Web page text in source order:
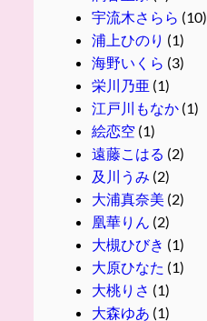
宇流木さらら (10)
浦上ひのり (1)
海野いくら (3)
栄川乃亜 (1)
江戸川もなか(1)
絵恋空 (1)
遠藤こはる (2)
及川うみ (2)
大浦真奈美 (2)
凰華りん (2)
大槻ひびき (1)
大原ひなた (1)
大桃りさ (1)
大森ゆあ (1)